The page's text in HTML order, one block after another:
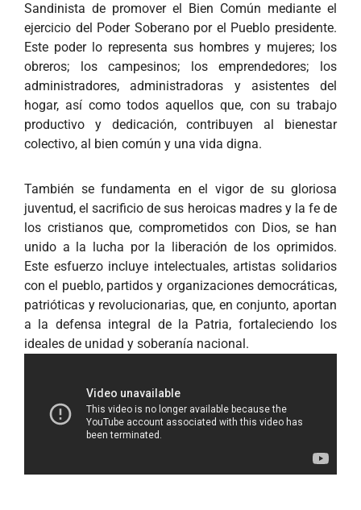
Sandinista de promover el Bien Común mediante el
ejercicio del Poder Soberano por el Pueblo presidente.
Este poder lo representa sus hombres y mujeres; los
obreros; los campesinos; los emprendedores; los
administradores, administradoras y asistentes del
hogar, así como todos aquellos que, con su trabajo
productivo y dedicación, contribuyen al bienestar
colectivo, al bien común y una vida digna.
También se fundamenta en el vigor de su gloriosa
juventud, el sacrificio de sus heroicas madres y la fe de
los cristianos que, comprometidos con Dios, se han
unido a la lucha por la liberación de los oprimidos.
Este esfuerzo incluye intelectuales, artistas solidarios
con el pueblo, partidos y organizaciones democráticas,
patrióticas y revolucionarias, que, en conjunto, aportan
a la defensa integral de la Patria, fortaleciendo los
ideales de unidad y soberanía nacional.